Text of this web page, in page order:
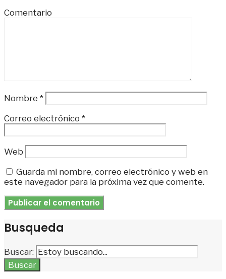
Comentario
Nombre *
Correo electrónico *
Web
Guarda mi nombre, correo electrónico y web en
este navegador para la próxima vez que comente.
Busqueda
Buscar:
Buscar